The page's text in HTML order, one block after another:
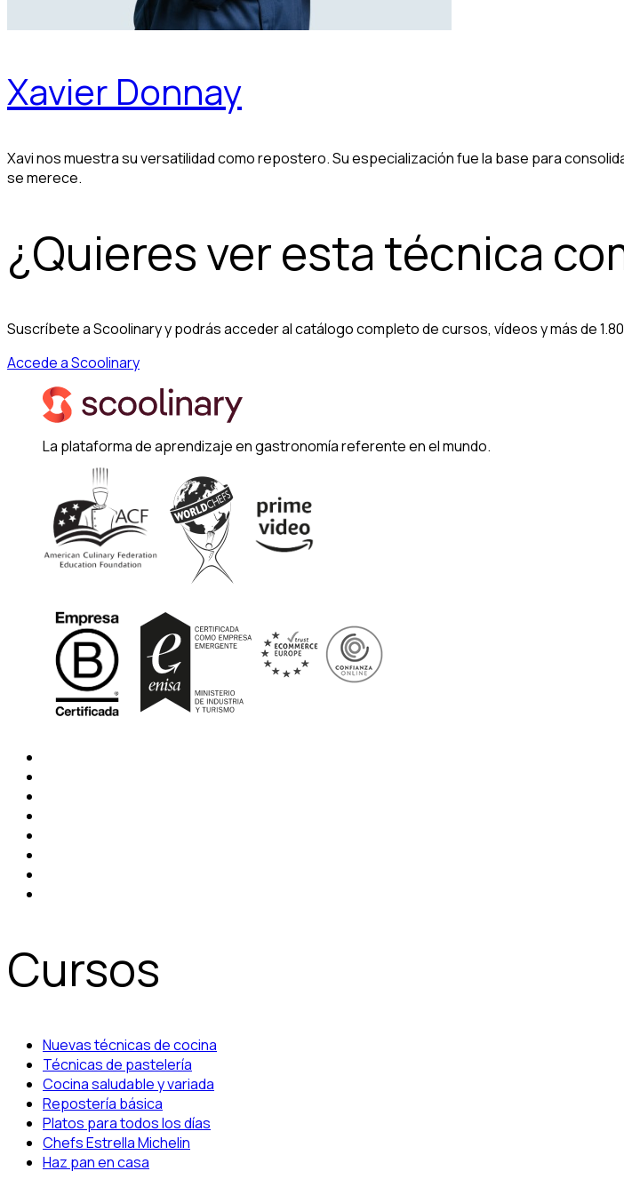
Xavier Donnay
Xavi nos muestra su versatilidad como repostero. Su especialización fue la base para
se merece.
¿Quieres ver esta técnica
Suscríbete a Scoolinary y podrás acceder al catálogo completo de cursos, vídeos y más de
Accede a Scoolinary
La plataforma de aprendizaje en gastronomía referente en el mundo.
Cursos
Nuevas técnicas de cocina
Técnicas de pastelería
Cocina saludable y variada
Repostería básica
Platos para todos los días
Chefs Estrella Michelin
Haz pan en casa